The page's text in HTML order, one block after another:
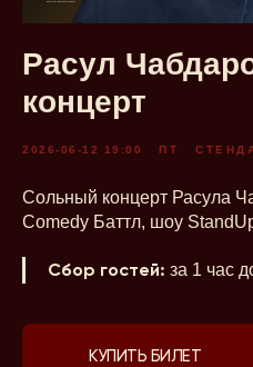
Расул
концерт
2026-06-12 19:00 ПТ
Сольный концерт Расула
Comedy Баттл, шоу
Сбор гостей: за 1 час
КУПИТЬ БИЛЕТ